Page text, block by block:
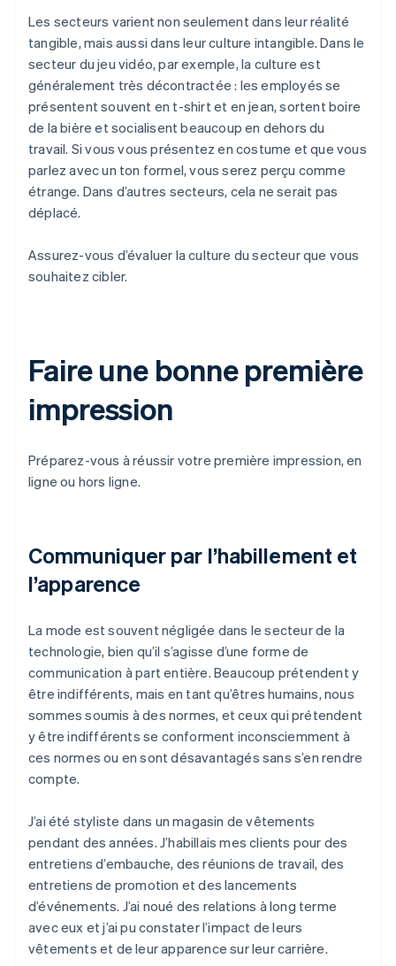
Les secteurs varient non seulement dans leur réalité
tangible, mais aussi dans leur culture intangible. Dans le
secteur du jeu vidéo, par exemple, la culture est
généralement très décontractée : les employés se
présentent souvent en t-shirt et en jean, sortent boire
de la bière et socialisent beaucoup en dehors du
travail. Si vous vous présentez en costume et que vous
parlez avec un ton formel, vous serez perçu comme
étrange. Dans d’autres secteurs, cela ne serait pas
déplacé.
Assurez-vous d’évaluer la culture du secteur que vous
souhaitez cibler.
Faire une bonne première
impression
Préparez-vous à réussir votre première impression, en
ligne ou hors ligne.
Communiquer par l’habillement et
l’apparence
La mode est souvent négligée dans le secteur de la
technologie, bien qu’il s’agisse d’une forme de
communication à part entière. Beaucoup prétendent y
être indifférents, mais en tant qu’êtres humains, nous
sommes soumis à des normes, et ceux qui prétendent
y être indifférents se conforment inconsciemment à
ces normes ou en sont désavantagés sans s’en rendre
compte.
J’ai été styliste dans un magasin de vêtements
pendant des années. J’habillais mes clients pour des
entretiens d’embauche, des réunions de travail, des
entretiens de promotion et des lancements
d’événements. J’ai noué des relations à long terme
avec eux et j’ai pu constater l’impact de leurs
vêtements et de leur apparence sur leur carrière.